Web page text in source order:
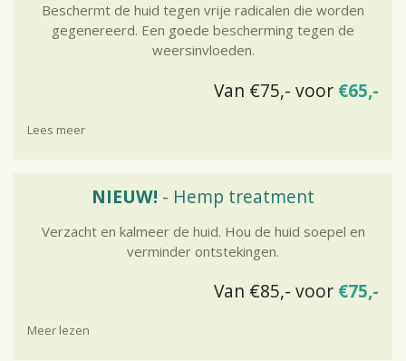
Beschermt de huid tegen vrije radicalen die worden
gegenereerd. Een goede bescherming tegen de
weersinvloeden.
Van €75,- voor €65,-
Lees meer
NIEUW! - Hemp treatment
Verzacht en kalmeer de huid. Hou de huid soepel en
verminder ontstekingen.
Van €85,- voor €75,-
Meer lezen